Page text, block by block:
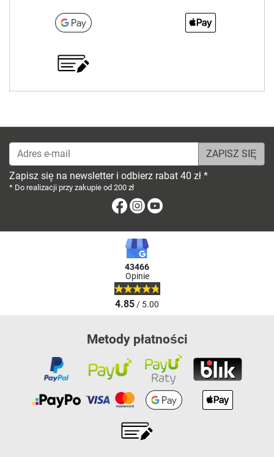
Adres e-mail
Zapisz się na newsletter i odbierz rabat 40 zł *
* Do realizacji przy zakupie od 200 zł
FacebookInstagram
43466
Opinie
4.85/ 5.00
Metody płatności